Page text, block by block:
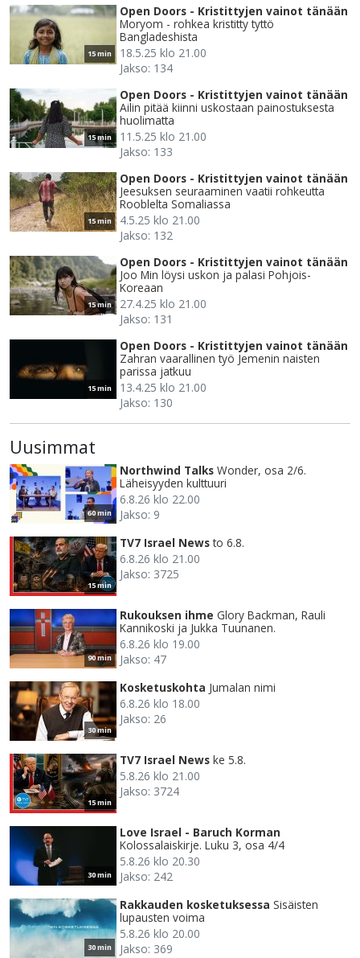
15 min
Open Doors - Kristittyjen vainot tänään
Moryom - rohkea kristitty tyttö
Bangladeshista
18.5.25 klo 21.00
Jakso: 134
15 min
Open Doors - Kristittyjen vainot tänään
Ailin pitää kiinni uskostaan painostuksesta
huolimatta
11.5.25 klo 21.00
Jakso: 133
15 min
Open Doors - Kristittyjen vainot tänään
Jeesuksen seuraaminen vaatii rohkeutta
Rooblelta Somaliassa
4.5.25 klo 21.00
Jakso: 132
15 min
Open Doors - Kristittyjen vainot tänään
Joo Min löysi uskon ja palasi Pohjois-
Koreaan
27.4.25 klo 21.00
Jakso: 131
15 min
Open Doors - Kristittyjen vainot tänään
Zahran vaarallinen työ Jemenin naisten
parissa jatkuu
13.4.25 klo 21.00
Jakso: 130
Uusimmat
60 min
Northwind Talks Wonder, osa 2/6.
Läheisyyden kulttuuri
6.8.26 klo 22.00
Jakso: 9
15 min
TV7 Israel News to 6.8.
6.8.26 klo 21.00
Jakso: 3725
90 min
Rukouksen ihme Glory Backman, Rauli
Kannikoski ja Jukka Tuunanen.
6.8.26 klo 19.00
Jakso: 47
30 min
Kosketuskohta Jumalan nimi
6.8.26 klo 18.00
Jakso: 26
15 min
TV7 Israel News ke 5.8.
5.8.26 klo 21.00
Jakso: 3724
30 min
Love Israel - Baruch Korman
Kolossalaiskirje. Luku 3, osa 4/4
5.8.26 klo 20.30
Jakso: 242
30 min
Rakkauden kosketuksessa Sisäisten
lupausten voima
5.8.26 klo 20.00
Jakso: 369